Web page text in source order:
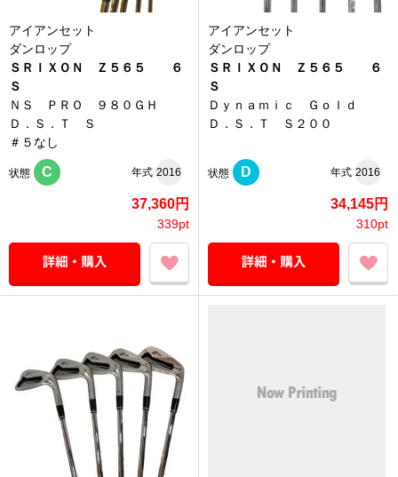
アイアンセット
ダンロップ
ＳＲＩＸＯＮ Ｚ５６５ ６
Ｓ
ＮＳ ＰＲＯ ９８０ＧＨ
Ｄ．Ｓ．Ｔ Ｓ
＃５なし
状態 C 年式 2016
37,360円
339pt
アイアンセット
ダンロップ
ＳＲＩＸＯＮ Ｚ５６５ ６
Ｓ
Ｄｙｎａｍｉｃ Ｇｏｌｄ
Ｄ．Ｓ．Ｔ Ｓ２００
状態 D 年式 2016
34,145円
310pt